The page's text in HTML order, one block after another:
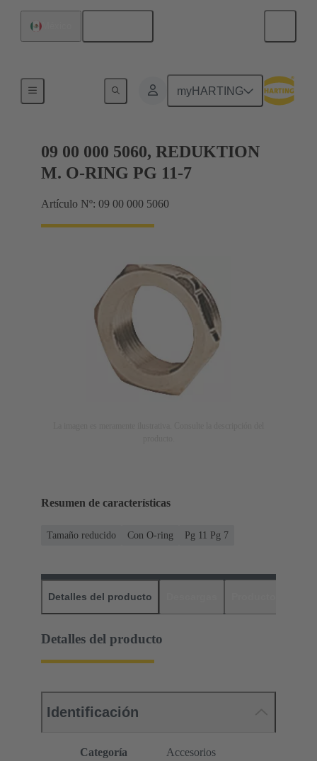
myHARTING
Conectores glándula
09 00 000 5060, REDUKTION
M. O-RING PG 11-7
Artículo Nº: 09 00 000 5060
Resumen de características
Tamaño reducido Con O-ring Pg 11 Pg 7
Detalles del producto
Detalles del producto
Identificación
Categoría
Accesorios